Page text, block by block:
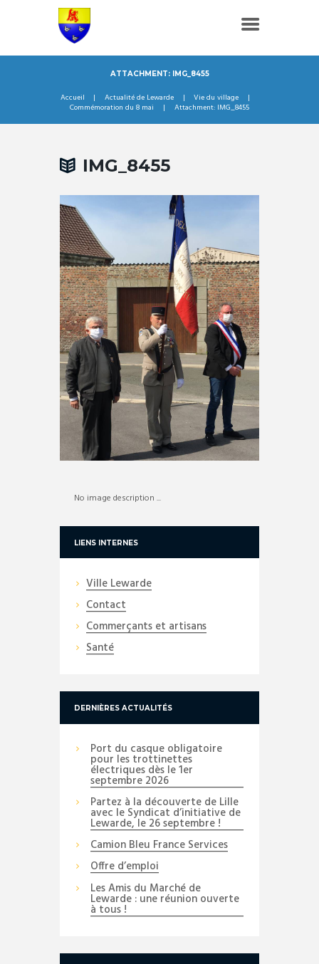
ATTACHMENT: IMG_8455
Accueil Actualité de Lewarde
Vie du village
Commémoration du 8 mai
Attachment: IMG_8455
IMG_8455
No image description ...
LIENS INTERNES
Ville Lewarde
Contact
Commerçants et artisans
Santé
DERNIÈRES ACTUALITÉS
Port du casque obligatoire
pour les trottinettes
électriques dès le 1er
septembre 2026
Partez à la découverte de Lille
avec le Syndicat d’initiative de
Lewarde, le 26 septembre !
Camion Bleu France Services
Offre d’emploi
Les Amis du Marché de
Lewarde : une réunion ouverte
à tous !